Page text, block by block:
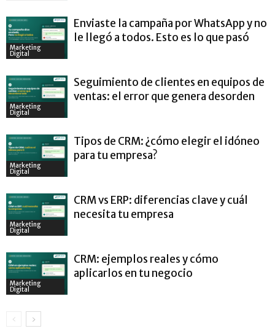
Marketing
Digital
Enviaste la campaña por WhatsApp y no
le llegó a todos. Esto es lo que pasó
Marketing
Digital
Seguimiento de clientes en equipos de
ventas: el error que genera desorden
Marketing
Digital
Tipos de CRM: ¿cómo elegir el idóneo
para tu empresa?
Marketing
Digital
CRM vs ERP: diferencias clave y cuál
necesita tu empresa
Marketing
Digital
CRM: ejemplos reales y cómo
aplicarlos en tu negocio